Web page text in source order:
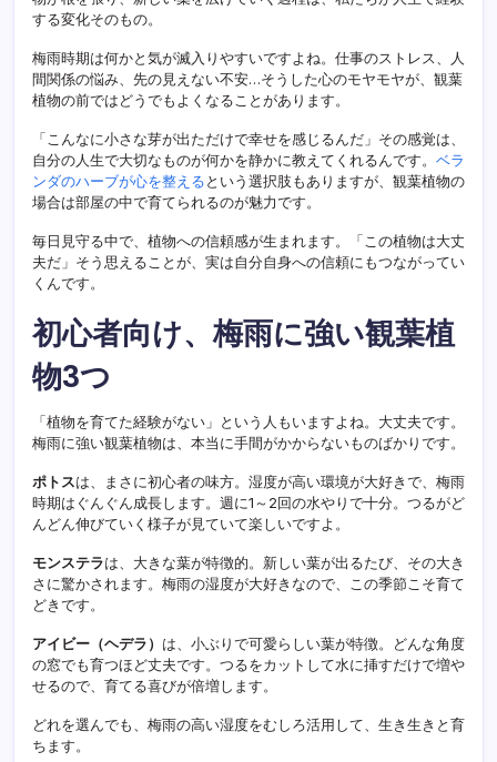
する変化そのもの。
梅雨時期は何かと気が滅入りやすいですよね。仕事のストレス、人
間関係の悩み、先の見えない不安…そうした心のモヤモヤが、観葉
植物の前ではどうでもよくなることがあります。
「こんなに小さな芽が出ただけで幸せを感じるんだ」その感覚は、
自分の人生で大切なものが何かを静かに教えてくれるんです。 ベラ
ンダのハーブが心を整える という選択肢もありますが、観葉植物の
場合は部屋の中で育てられるのが魅力です。
毎日見守る中で、植物への信頼感が生まれます。「この植物は大丈
夫だ」そう思えることが、実は自分自身への信頼にもつながってい
くんです。
初心者向け、梅雨に強い観葉植
物3つ
「植物を育てた経験がない」という人もいますよね。大丈夫です。
梅雨に強い観葉植物は、本当に手間がかからないものばかりです。
ポトスは、まさに初心者の味方。湿度が高い環境が大好きで、梅雨
時期はぐんぐん成長します。週に1～2回の水やりで十分。つるがど
んどん伸びていく様子が見ていて楽しいですよ。
モンステラは、大きな葉が特徴的。新しい葉が出るたび、その大き
さに驚かされます。梅雨の湿度が大好きなので、この季節こそ育て
どきです。
アイビー（ヘデラ） は、小ぶりで可愛らしい葉が特徴。どんな角度
の窓でも育つほど丈夫です。つるをカットして水に挿すだけで増や
せるので、育てる喜びが倍増します。
どれを選んでも、梅雨の高い湿度をむしろ活用して、生き生きと育
ちます。